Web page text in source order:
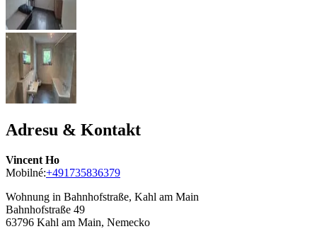
Adresu & Kontakt
Vincent Ho
Mobilné:+491735836379
Wohnung in Bahnhofstraße, Kahl am Main
Bahnhofstraße 49
63796 Kahl am Main, Nemecko